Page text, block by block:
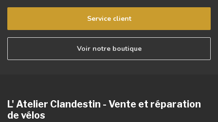
Service client
Voir notre boutique
L' Atelier Clandestin - Vente et réparation
de vélos